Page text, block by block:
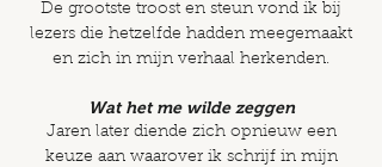
De grootste troost en steun vond ik bij
lezers die hetzelfde hadden meegemaakt
en zich in mijn verhaal herkenden.
Wat het me wilde zeggen
Jaren later diende zich opnieuw een
keuze aan waarover ik schrijf in mijn